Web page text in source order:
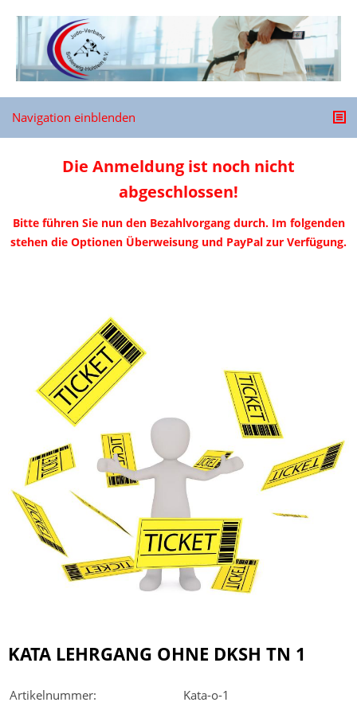
Navigation einblenden
Die Anmeldung ist noch nicht
abgeschlossen!
Bitte führen Sie nun den Bezahlvorgang durch. Im folgenden
stehen die Optionen Überweisung und PayPal zur Verfügung.
KATA LEHRGANG OHNE DKSH TN 1
Artikelnummer: Kata-o-1